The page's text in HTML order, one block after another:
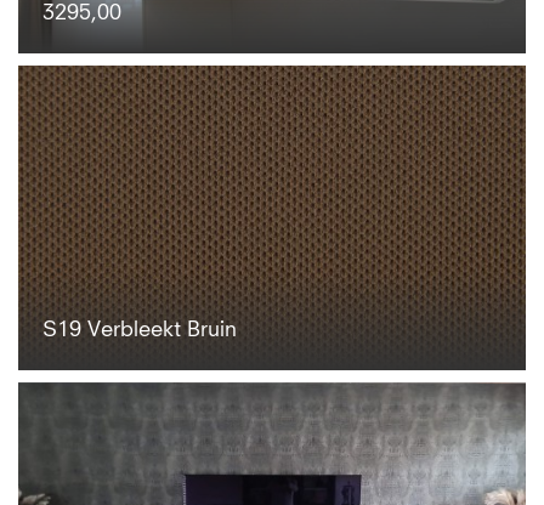
3295,00
S19 Verbleekt Bruin